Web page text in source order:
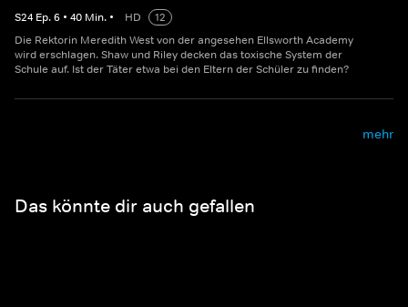
S24 Ep.6 • 40 Min. • HD
12
Die Rektorin Meredith West von der angesehen Ellsworth Academy
wird erschlagen. Shaw und Riley decken das toxische System der
Schule auf. Ist der Täter etwa bei den Eltern der Schüler zu finden?
mehr
Das könnte dir auch gefallen